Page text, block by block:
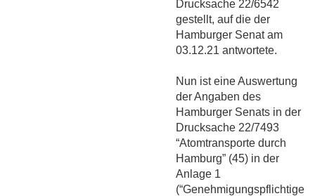
Drucksache 22/6542
gestellt, auf die der
Hamburger Senat am
03.12.21 antwortete.
Nun ist eine Auswertung
der Angaben des
Hamburger Senats in der
Drucksache 22/7493
“Atomtransporte durch
Hamburg” (45) in der
Anlage 1
(“Genehmigungspflichtige